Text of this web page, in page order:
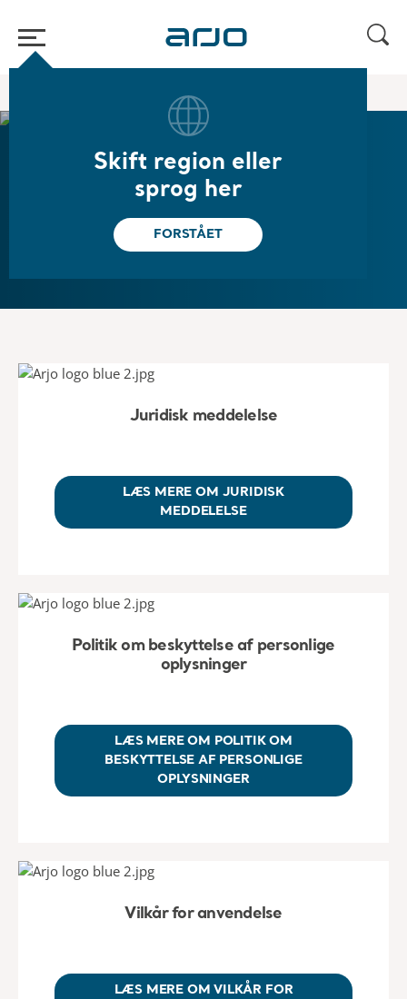
Skift region eller
sprog her
FORSTÅET
Juridiske oplysninger
Juridiske oplysninger
Juridisk meddelelse
LÆS MERE OM JURIDISK
MEDDELELSE
Politik om beskyttelse af personlige
oplysninger
LÆS MERE OM POLITIK OM
BESKYTTELSE AF PERSONLIGE
OPLYSNINGER
Vilkår for anvendelse
LÆS MERE OM VILKÅR FOR